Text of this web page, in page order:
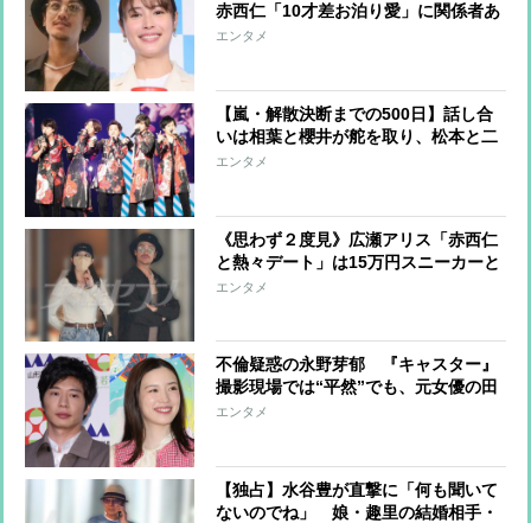
赤西仁「10才差お泊り愛」に関係者あ
然「今は誰も止められない」
エンタメ
【嵐・解散決断までの500日】話し合
いは相葉と櫻井が舵を取り、松本と二
宮が衝突することも…ネックだった大
エンタメ
《思わず２度見》広瀬アリス「赤西仁
と熱々デート」は15万円スニーカーと
イカゲームな韓国ファッション
エンタメ
不倫疑惑の永野芽郁 『キャスター』
撮影現場では“平然”でも、元女優の田
中圭の妻が”今回は許せない”とアクシ
エンタメ
【独占】水谷豊が直撃に「何も聞いて
ないのでね」 娘・趣里の結婚相手・